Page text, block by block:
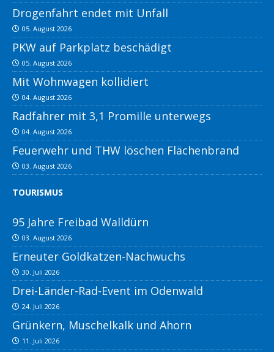
Drogenfahrt endet mit Unfall
05. August 2026
PKW auf Parkplatz beschädigt
05. August 2026
Mit Wohnwagen kollidiert
04. August 2026
Radfahrer mit 3,1 Promille unterwegs
04. August 2026
Feuerwehr und THW löschen Flächenbrand
03. August 2026
TOURISMUS
95 Jahre Freibad Walldürn
03. August 2026
Erneuter Goldkatzen-Nachwuchs
30. Juli 2026
Drei-Länder-Rad-Event im Odenwald
24. Juli 2026
Grünkern, Muschelkalk und Ahorn
11. Juli 2026